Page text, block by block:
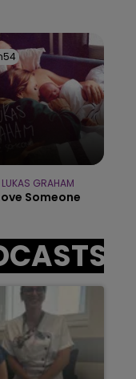
LUKAS GRAHAM
Someone